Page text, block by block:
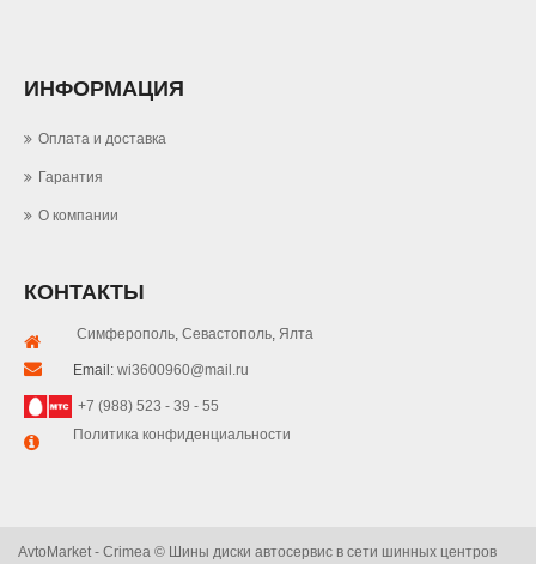
ИНФОРМАЦИЯ
Оплата и доставка
Гарантия
О компании
КОНТАКТЫ
Симферополь, Севастополь, Ялта
Email: wi3600960@mail.ru
+7 (988) 523 - 39 - 55
Политика конфиденциальности
AvtoMarket - Crimea © Шины диски автосервис в сети шинных центров